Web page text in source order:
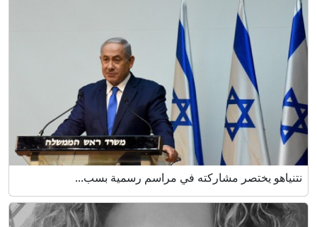
نتنياهو يختصر مشاركته في مراسم رسمية بسب...